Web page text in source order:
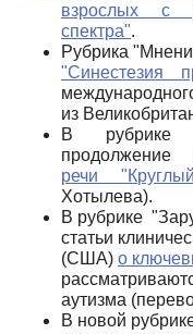
взрослых с
спектра".
Рубрика
"Синестезия
из
В рубрике
продолжение
речи
Хотылева).
В рубрике
статьи
(США) о
аутизма
В новой